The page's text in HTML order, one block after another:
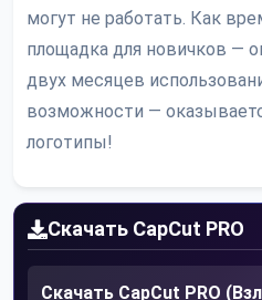
могут не работать. Как
площадка для новичков —
двух месяцев
возможности —
логотипы!
Скачать CapCut PRO
Скачать CapCut PRO